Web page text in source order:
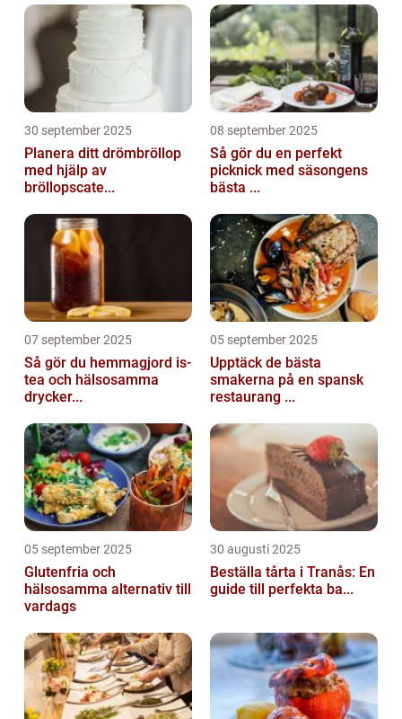
30 september 2025
Planera ditt drömbröllop
med hjälp av
bröllopscate...
08 september 2025
Så gör du en perfekt
picknick med säsongens
bästa ...
07 september 2025
Så gör du hemmagjord is-
tea och hälsosamma
drycker...
05 september 2025
Upptäck de bästa
smakerna på en spansk
restaurang ...
05 september 2025
Glutenfria och
hälsosamma alternativ till
vardags
30 augusti 2025
Beställa tårta i Tranås: En
guide till perfekta ba...